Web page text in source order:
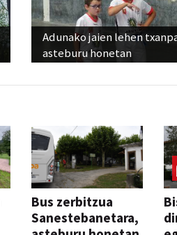
Adunako jaien lehen
asteburu honetan
Bus zerbitzua
Sanestebanetara,